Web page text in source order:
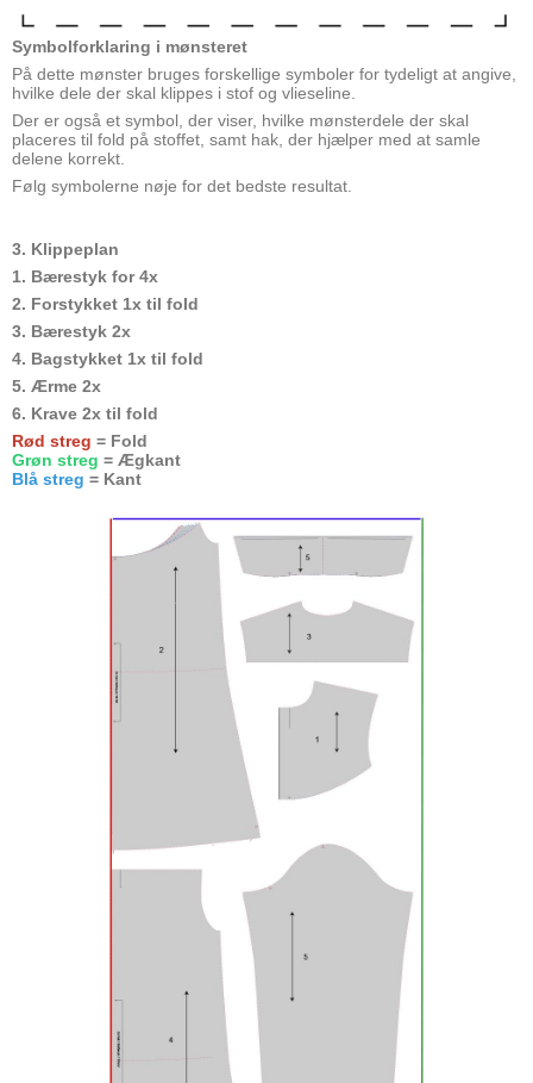
Symbolforklaring i mønsteret
På dette mønster bruges forskellige symboler for tydeligt at angive,
hvilke dele der skal klippes i stof og vlieseline.
Der er også et symbol, der viser, hvilke mønsterdele der skal
placeres til fold på stoffet, samt hak, der hjælper med at samle
delene korrekt.
Følg symbolerne nøje for det bedste resultat.
3. Klippeplan
1. Bærestyk for 4x
2. Forstykket 1x til fold
3. Bærestyk 2x
4. Bagstykket 1x til fold
5. Ærme 2x
6. Krave 2x til fold
Rød streg = Fold
Grøn streg = Ægkant
Blå streg = Kant